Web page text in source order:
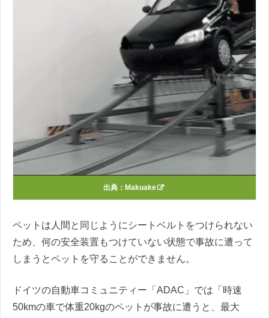
出典： Makuake
ペットは人間と同じようにシートベルトをつけられない
ため、何の安全装置もつけていない状態で事故に遭って
しまうとペットを守ることができません。
ドイツの自動車コミュニティー「ADAC」では「時速
50kmの車で体重20kgのペットが事故に遭うと、最大